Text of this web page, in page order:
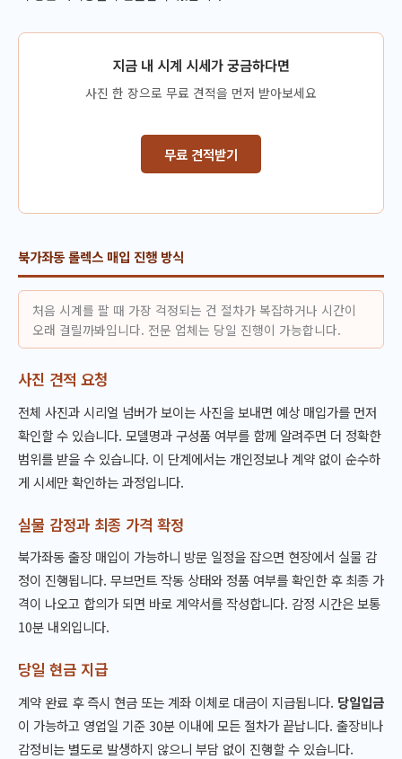
지금 내 시계 시세가 궁금하다면
사진 한 장으로 무료 견적을 먼저 받아보세요
무료 견적받기
북가좌동 롤렉스 매입 진행 방식
처음 시계를 팔 때 가장 걱정되는 건 절차가 복잡하거나 시간이
오래 걸릴까봐입니다. 전문 업체는 당일 진행이 가능합니다.
사진 견적 요청
전체 사진과 시리얼 넘버가 보이는 사진을 보내면 예상 매입가를 먼저
확인할 수 있습니다. 모델명과 구성품 여부를 함께 알려주면 더 정확한
범위를 받을 수 있습니다. 이 단계에서는 개인정보나 계약 없이 순수하
게 시세만 확인하는 과정입니다.
실물 감정과 최종 가격 확정
북가좌동 출장 매입이 가능하니 방문 일정을 잡으면 현장에서 실물 감
정이 진행됩니다. 무브먼트 작동 상태와 정품 여부를 확인한 후 최종 가
격이 나오고 합의가 되면 바로 계약서를 작성합니다. 감정 시간은 보통
10분 내외입니다.
당일 현금 지급
계약 완료 후 즉시 현금 또는 계좌 이체로 대금이 지급됩니다. 당일입금
이 가능하고 영업일 기준 30분 이내에 모든 절차가 끝납니다. 출장비나
감정비는 별도로 발생하지 않으니 부담 없이 진행할 수 있습니다.